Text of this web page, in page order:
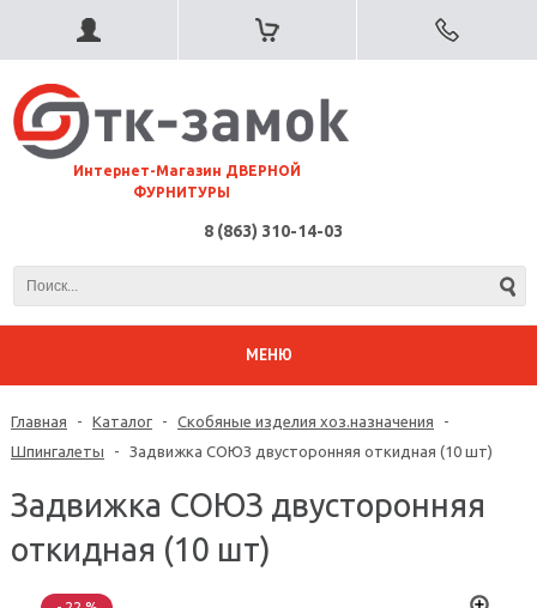
⠀Интернет-Магазин ДВЕРНОЙ
ФУРНИТУРЫ
8 (863) 310-14-03
МЕНЮ
Главная - Каталог - Скобяные изделия хоз.назначения
-
Шпингалеты
- Задвижка СОЮЗ двусторонняя откидная (10 шт)
Задвижка СОЮЗ двусторонняя
откидная (10 шт)